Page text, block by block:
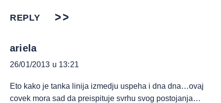
REPLY
ariela
26/01/2013 u 13:21
Eto kako je tanka linija izmedju uspeha i dna dna…ovaj
covek mora sad da preispituje svrhu svog postojanja…